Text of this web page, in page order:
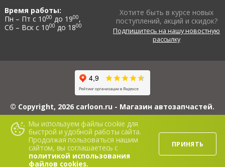
Время работы:
Пн – Пт с 1000 до 1900,
Сб – Вск с 1000 до 1800
Хотите быть в курсе новых
поступлений, акций и скидок?
Подпишитесь на нашу новостную
рассылку
© Copyright, 2026 carloon.ru - Магазин автозапчастей.
ИП Блинов А.Ю., ИНН 503114560608, ОГРНИП 313503108100022, 426069,
Республика Удмуртская, г. Ижевск, ул. 5-я Подлесная, д. 3, кв. 116.
Сайт www.carloon.ru носит исключительно информационный характер и ни
при каких условиях не является публичной офертой. Для получения
подробной информации о стоимости материалов, пожалуйста, обращайтесь
в офис продаж.
Мы используем файлы cookie для
быстрой и удобной работы сайта.
Продолжая пользоваться нашим
сайтом, вы соглашаетесь с
политикой использования
файлов cookies.
ПРИНЯТЬ